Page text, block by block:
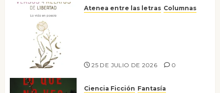
Atenea entre las letras Columnas
25 DE JULIO DE 2026 0
Ciencia Ficción Fantasía